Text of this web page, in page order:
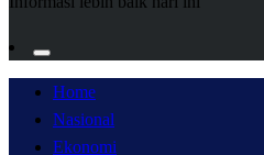
Home
Nasional
Ekonomi